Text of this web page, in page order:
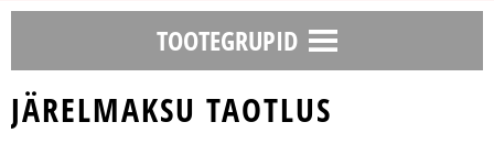
TOOTEGRUPID
JÄRELMAKSU TAOTLUS